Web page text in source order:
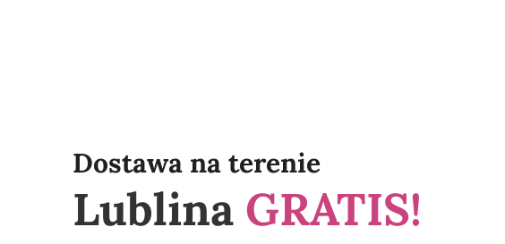
Dostawa na terenie
Lublina GRATIS!